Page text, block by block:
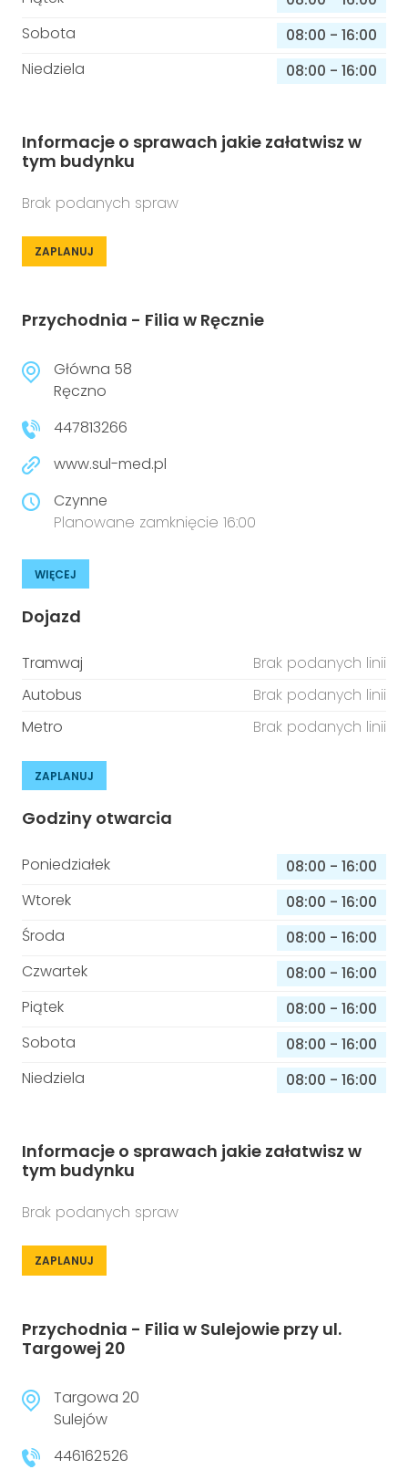
Sobota
08:00 - 16:00
Niedziela
08:00 - 16:00
Informacje o sprawach jakie załatwisz w
tym budynku
Brak podanych spraw
ZAPLANUJ
Przychodnia - Filia w Ręcznie
Główna 58
Ręczno
447813266
www.sul-med.pl
Czynne
Planowane zamknięcie 16:00
WIĘCEJ
Dojazd
Tramwaj
Brak podanych linii
Autobus
Brak podanych linii
Metro
Brak podanych linii
ZAPLANUJ
Godziny otwarcia
Poniedziałek 08:00 - 16:00
Wtorek
08:00 - 16:00
Środa
08:00 - 16:00
Czwartek
08:00 - 16:00
Piątek
08:00 - 16:00
Sobota
08:00 - 16:00
Niedziela
08:00 - 16:00
Informacje o sprawach jakie załatwisz w
tym budynku
Brak podanych spraw
ZAPLANUJ
Przychodnia - Filia w Sulejowie przy ul.
Targowej 20
Targowa 20
Sulejów
446162526